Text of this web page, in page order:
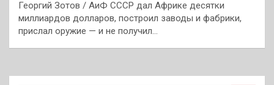
Георгий Зотов / АиФ СССР дал Африке десятки
миллиардов долларов, построил заводы и фабрики,
прислал оружие — и не получил…